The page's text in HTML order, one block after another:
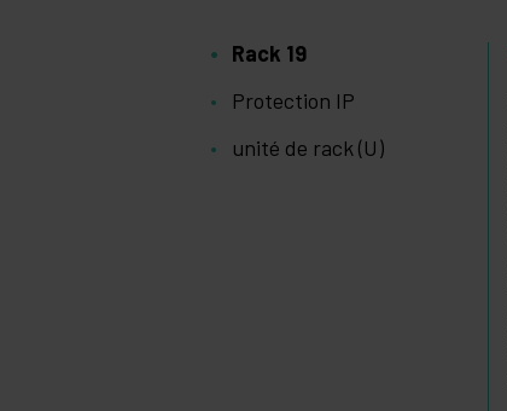
Rack 19
Protection IP
unité de rack (U)